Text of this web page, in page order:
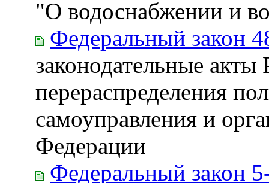
"О водоснабжении и
Федеральный закон
законодательные
перераспределения
самоуправления и
Федерации
Федеральный закон